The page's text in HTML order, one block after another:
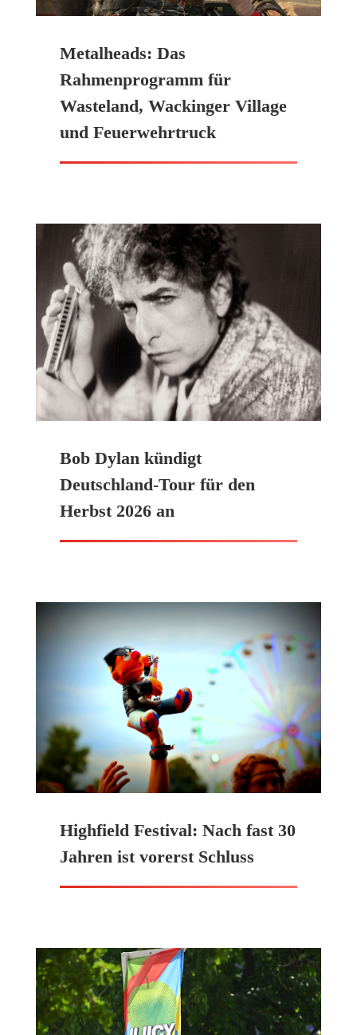
Metalheads: Das
Rahmenprogramm für
Wasteland, Wackinger Village
und Feuerwehrtruck
Bob Dylan kündigt
Deutschland-Tour für den
Herbst 2026 an
Highfield Festival: Nach fast 30
Jahren ist vorerst Schluss